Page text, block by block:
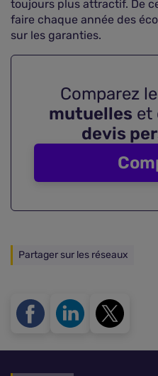
toujours plus attractif. De
faire chaque année des
sur les garanties.
Comparez
mutuelles et
devis
Partager sur les réseaux